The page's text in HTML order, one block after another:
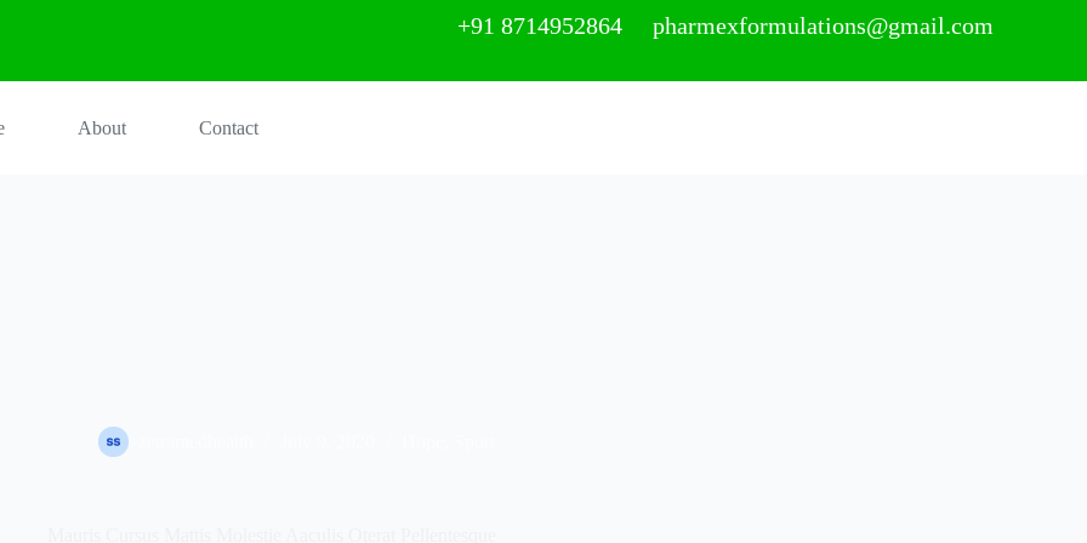
+91 8714952864 pharmexformulations@gmail.com
About Contact